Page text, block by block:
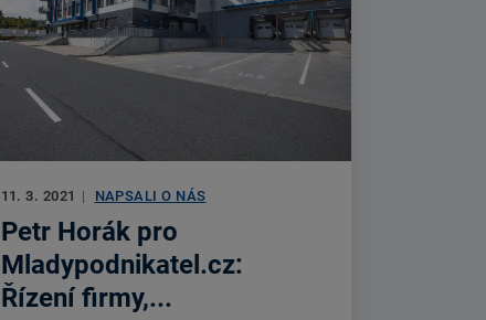
11. 3. 2021 | NAPSALI O NÁS
Petr Horák pro
Mladypodnikatel.cz:
Řízení firmy,...